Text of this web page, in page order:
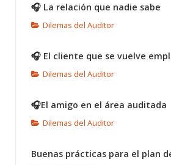
🎧 La relación que nadie sabe
Dilemas del Auditor
🎧 El cliente que se vuelve
Dilemas del Auditor
🎧El amigo en el área auditada
Dilemas del Auditor
Buenas prácticas para el plan